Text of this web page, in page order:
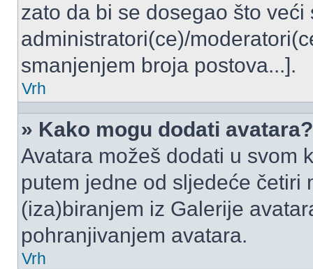
zato da bi se dosegao što
administratori(ce)/
smanjenjem broja postova...].
Vrh
» Kako mogu dodati avatara?
Avatara možeš dodati u svom
putem jedne od sljedeće četiri
(iza)biranjem iz Galerije
pohranjivanjem avatara.
Vrh